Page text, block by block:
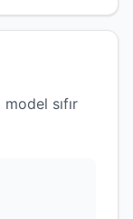
sıfır